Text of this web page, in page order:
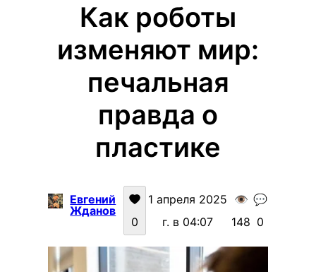
Как роботы
изменяют мир:
печальная
правда о
пластике
Евгений
Жданов
0
1 апреля 2025
г. в 04:07
👁️
148
💬
0